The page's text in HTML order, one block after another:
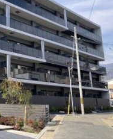
情報
トマップ